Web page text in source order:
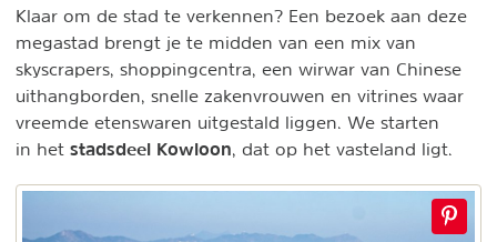
Klaar om de stad te verkennen? Een bezoek aan deze
megastad brengt je te midden van een mix van
skyscrapers, shoppingcentra, een wirwar van Chinese
uithangborden, snelle zakenvrouwen en vitrines waar
vreemde etenswaren uitgestald liggen. We starten
in het stadsdeel Kowloon, dat op het vasteland ligt.